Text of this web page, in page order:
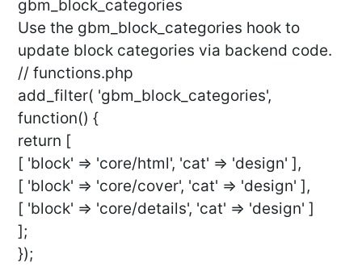
gbm_block_categories
Use the gbm_block_categories hook to
update block categories via backend code.
// functions.php
add_filter( 'gbm_block_categories',
function() {
return [
[ 'block' => 'core/html', 'cat' => 'design' ],
[ 'block' => 'core/cover', 'cat' => 'design' ],
[ 'block' => 'core/details', 'cat' => 'design' ]
];
});